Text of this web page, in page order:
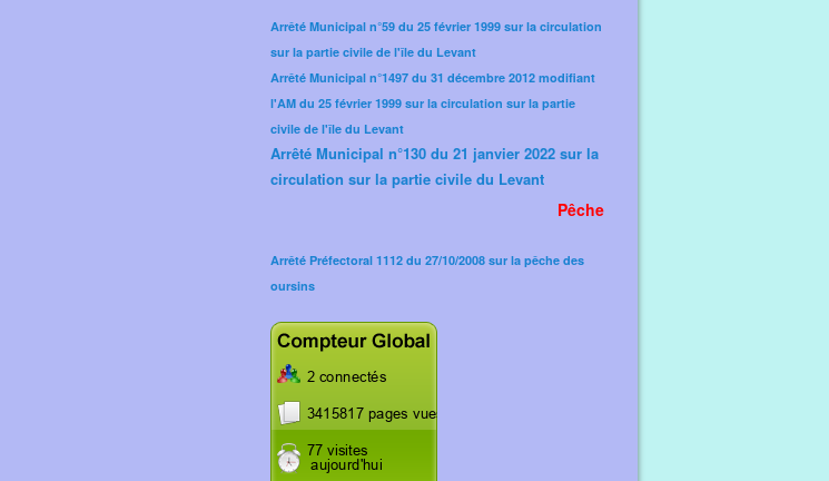
Arrêté Municipal n°59 du 25 février 1999 sur la circulation
sur la partie civile de l'île du Levant
Arrêté Municipal n°1497 du 31 décembre 2012 modifiant
l'AM du 25 février 1999 sur la circulation sur la partie
civile de l'île du Levant
Arrêté Municipal n°130 du 21 janvier 2022 sur la
circulation sur la partie civile du Levant
Pêche
Arrêté Préfectoral 1112 du 27/10/2008 sur la pêche des
oursins